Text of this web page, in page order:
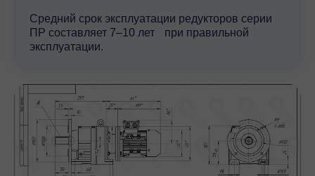
Средний срок эксплуатации редукторов серии
ПР составляет 7–10 лет при правильной
эксплуатации.